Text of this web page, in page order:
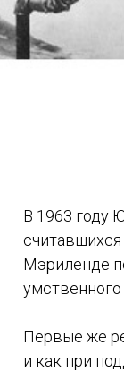
В 1963 году
Мэриленде
умственного
Первые же
и как при